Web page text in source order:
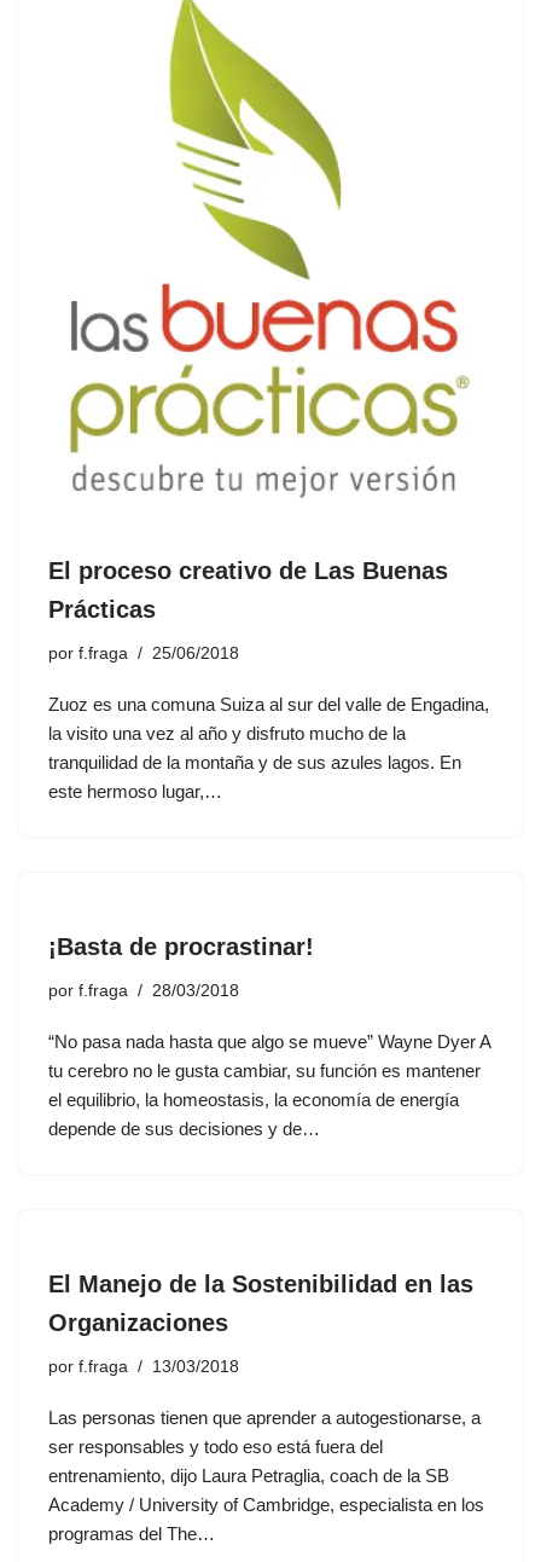
El proceso creativo de Las Buenas
Prácticas
por f.fraga 25/06/2018
Zuoz es una comuna Suiza al sur del valle de Engadina,
la visito una vez al año y disfruto mucho de la
tranquilidad de la montaña y de sus azules lagos. En
este hermoso lugar,…
¡Basta de procrastinar!
por f.fraga 28/03/2018
“No pasa nada hasta que algo se mueve” Wayne Dyer A
tu cerebro no le gusta cambiar, su función es mantener
el equilibrio, la homeostasis, la economía de energía
depende de sus decisiones y de…
El Manejo de la Sostenibilidad en las
Organizaciones
por f.fraga 13/03/2018
Las personas tienen que aprender a autogestionarse, a
ser responsables y todo eso está fuera del
entrenamiento, dijo Laura Petraglia, coach de la SB
Academy / University of Cambridge, especialista en los
programas del The…